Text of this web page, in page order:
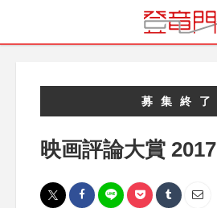
募集終了
映画評論大賞 2017